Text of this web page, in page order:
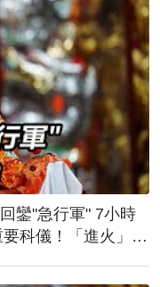
鑾"急行軍" 7小時
科儀！「進火」儀